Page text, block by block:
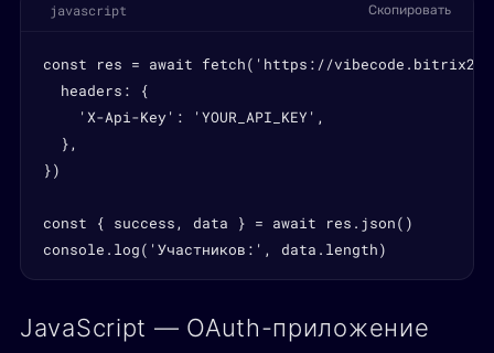
javascript Скопировать
const res = await fetch('https://
  headers: {
    'X-Api-Key': 'YOUR_API_KEY',
  },
})
const { success, data } = await res.json()
console.log('Участников:', data.length)
JavaScript — OAuth-приложение